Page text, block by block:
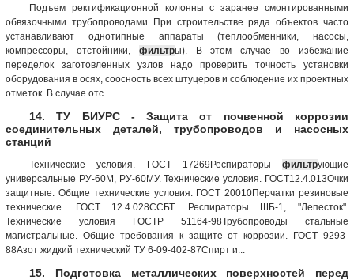
Подъем ректификационной колонны с заранее смонтированными
обвязочными трубопроводами При строительстве ряда объектов часто
устанавливают однотипные аппараты (теплообменники, насосы,
компрессоры, отстойники, фильтры). В этом случае во избежание
переделок заготовленных узлов надо проверить точность установки
оборудования в осях, соосность всех штуцеров и соблюдение их проектных
отметок. В случае отс...
14. ТУ БИУРС - Защита от почвенной коррозии
соединительных деталей, трубопроводов и насосных
станций
Технические условия. ГОСТ 17269Респираторы фильтрующие
универсальные РУ-60М, РУ-60МУ. Технические условия. ГОСТ12.4.013Очки
защитные. Общие технические условия. ГОСТ 20010Перчатки резиновые
технические. ГОСТ 12.4.028ССБТ. Респираторы ШБ-1, "Лепесток".
Технические условия ГОСТР 51164-98Трубопроводы стальные
магистральные. Общие требования к защите от коррозии. ГОСТ 9293-
88Азот жидкий технический ТУ 6-09-402-87Спирт и...
15. Подготовка металлических поверхностей перед